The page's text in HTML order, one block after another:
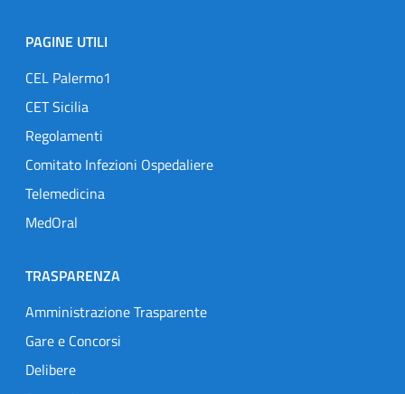
PAGINE UTILI
CEL Palermo1
CET Sicilia
Regolamenti
Comitato Infezioni Ospedaliere
Telemedicina
MedOral
TRASPARENZA
Amministrazione Trasparente
Gare e Concorsi
Delibere